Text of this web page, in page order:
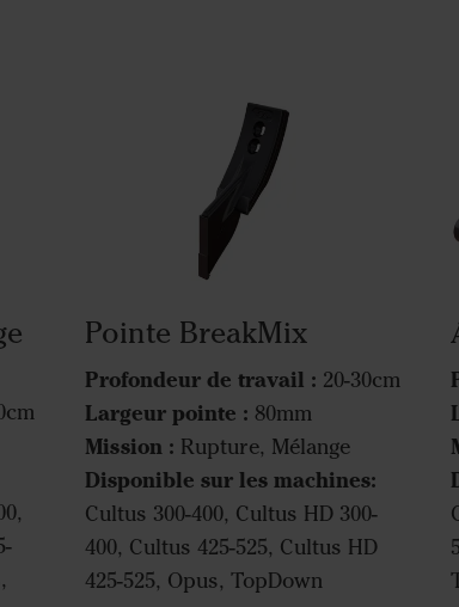
Pointe BreakMix
Profondeur de travail : 20-30cm
Largeur pointe : 80mm
Mission : Rupture, Mélange
Disponible sur les machines:
Cultus 300-400, Cultus HD 300-
400, Cultus 425-525, Cultus HD
425-525, Opus, TopDown